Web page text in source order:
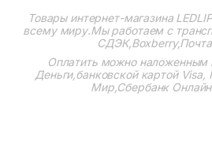
Товары интернет-магазина
всему миру.Мы работаем с
Оплатить можно наложенным
Деньги,банковской картой
Мир,Сбербанк